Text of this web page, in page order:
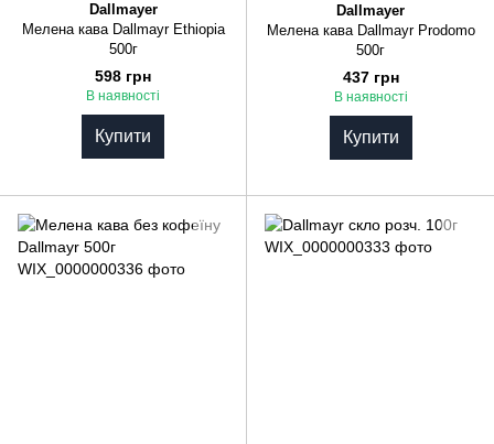
Dallmayer
Мелена кава Dallmayr Ethiopia
500г
598 грн
В наявності
Купити
Dallmayer
Мелена кава Dallmayr Prodomo
500г
437 грн
В наявності
Купити